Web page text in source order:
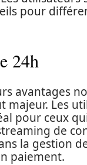
pour
24h
avantages
majeur. Les
pour ceux
de
la gestion
paiement.